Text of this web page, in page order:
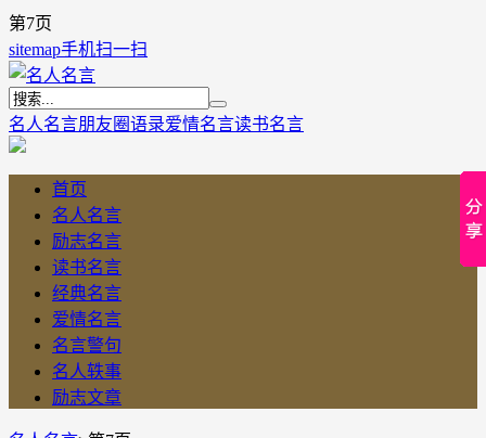
第7页
sitemap手机扫一扫
名人名言朋友圈语录爱情名言读书名言
首页
名人名言
励志名言
读书名言
经典名言
爱情名言
名言警句
名人轶事
励志文章